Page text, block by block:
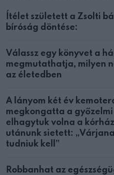
Ítélet született a Zsolti
bíróság döntése:
Válassz egy könyvet a
megmutathatja, milyen
az életedben
A lányom két év
megkongatta a
elhagytuk volna a
utánunk sietett:
tudniuk kell”
Robbanhat az